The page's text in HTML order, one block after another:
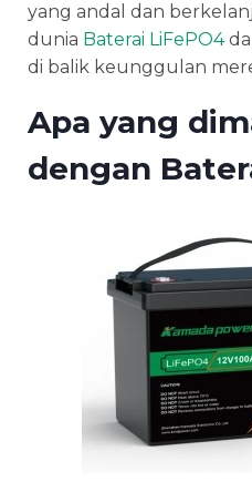
yang andal dan
dunia Baterai LiFePO4
di balik keunggulan
Apa yang
dengan